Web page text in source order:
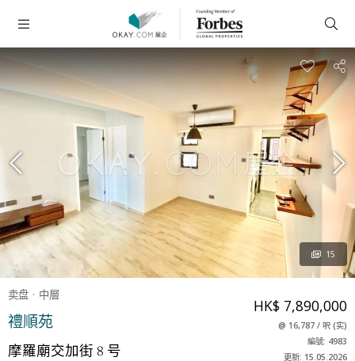
卖盘 中層
禮順苑
摩羅廟交加街 8 号
HK$ 7,890,000
@ 16,787/ 呎(实)
編號: 4983
更新: 15.05.2026
15